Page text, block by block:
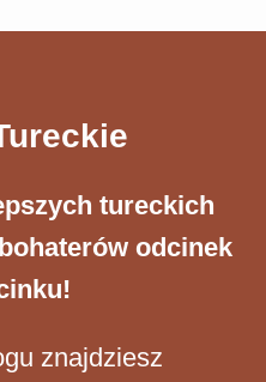
tureckich
odcinek
znajdziesz